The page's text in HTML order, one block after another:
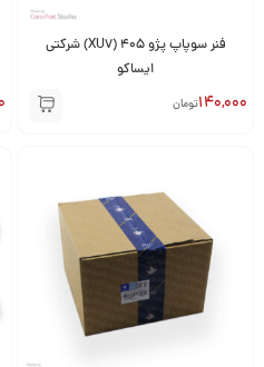
فنر سوپاپ پژو 405 (XU7) شرکتی
ایساکو
140,000تومان